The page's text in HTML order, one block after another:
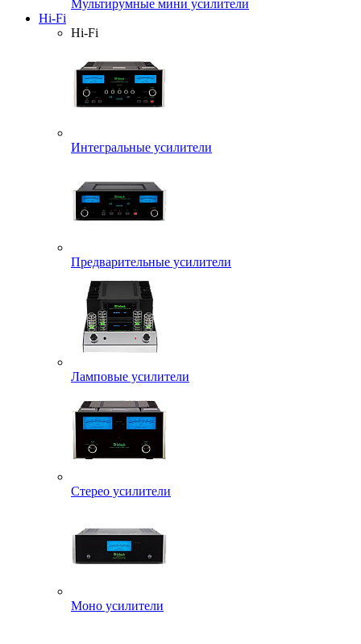
Мультирумные мини усилители
Hi-Fi
Hi-Fi
Интегральные усилители
Предварительные усилители
Ламповые усилители
Стерео усилители
Моно усилители